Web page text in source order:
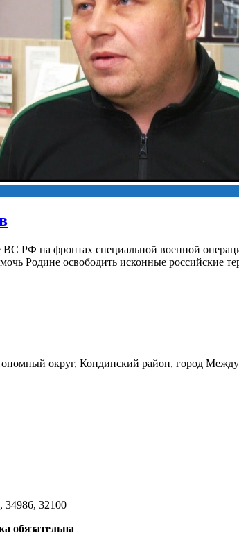
ВС РФ на фронтах специальной военной
Родине освободить исконные российские
округ, Кондинский район, город
34986, 32100
обязательна